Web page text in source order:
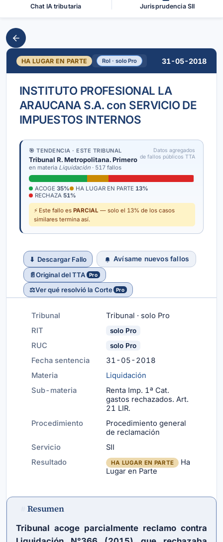
Chat IA tributaria Jurisprudencia SII
HA LUGAR EN PARTE Rol · solo Pro 31-05-2018
INSTITUTO PROFESIONAL LA
ARAUCANA S.A. con SERVICIO DE
IMPUESTOS INTERNOS
🎯 TENDENCIA · ESTE TRIBUNAL
Tribunal R. Metropolitana. Primero
en materia Liquidación · 517 fallos
Datos agregados
de fallos públicos TTA
ACOGE 35% HA LUGAR EN PARTE 13%
RECHAZA 51%
⚡ Este fallo es PARCIAL — solo el 13% de los casos
similares termina así.
⬇ Descargar Fallo
Avísame nuevos fallos
📄Original del TTA Pro
⚖️Ver qué resolvió la Corte Pro
Tribunal
Tribunal · solo Pro
RIT
solo Pro
RUC solo Pro
Fecha sentencia
31-05-2018
Materia
Liquidación
Sub-materia
Renta Imp. 1ª Cat.
gastos rechazados. Art.
21 LIR.
Procedimiento
Procedimiento general
de reclamación
Servicio
SII
Resultado
HA LUGAR EN PARTE
Ha
Lugar en Parte
Resumen
Tribunal acoge parcialmente reclamo contra